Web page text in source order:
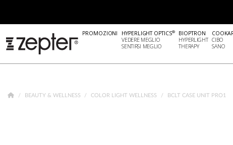
PROMOZIONI HYPERLIGHT OPTICS®
VEDERE MEGLIO
SENTIRSI MEGLIO
BIOPTRON
HYPERLIGHT
THERAPY
CIBO
SANO
BEAUTY & WELLNESS COLOR LIGHT WELLNESS BCLT CASE UNIT PRO1